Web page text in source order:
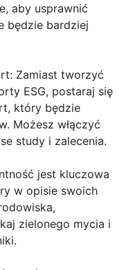
aby usprawnić
będzie bardziej
Zamiast tworzyć
ESG, postaraj się
który będzie
Możesz włączyć
study i zalecenia.
jest kluczowa
w opisie swoich
zielonego mycia i